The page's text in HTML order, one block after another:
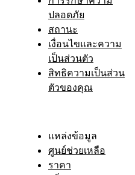
ปลอดภัย
สถานะ
เงื่อนไขและความ
เป็นส่วนตัว
สิทธิความเป็นส่วน
ตัวของคุณ
แหล่งข้อมูล
ศูนย์ช่วยเหลือ
ราคา